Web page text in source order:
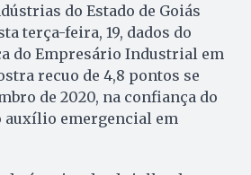
do Estado de Goiás
terça-feira, 19, dados do
do Empresário Industrial em
recuo de 4,8 pontos se
de 2020, na confiança do
auxílio emergencial em